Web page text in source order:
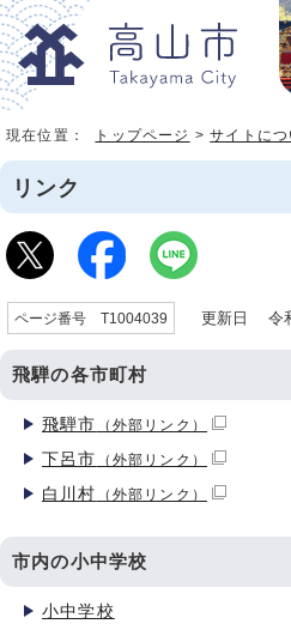
現在位置： トップページ >サイトにつ
リンク
ページ番号 T1004039 更新日 令和
飛騨の各市町村
飛騨市 （外部リンク）
下呂市 （外部リンク）
白川村 （外部リンク）
市内の小中学校
小中学校